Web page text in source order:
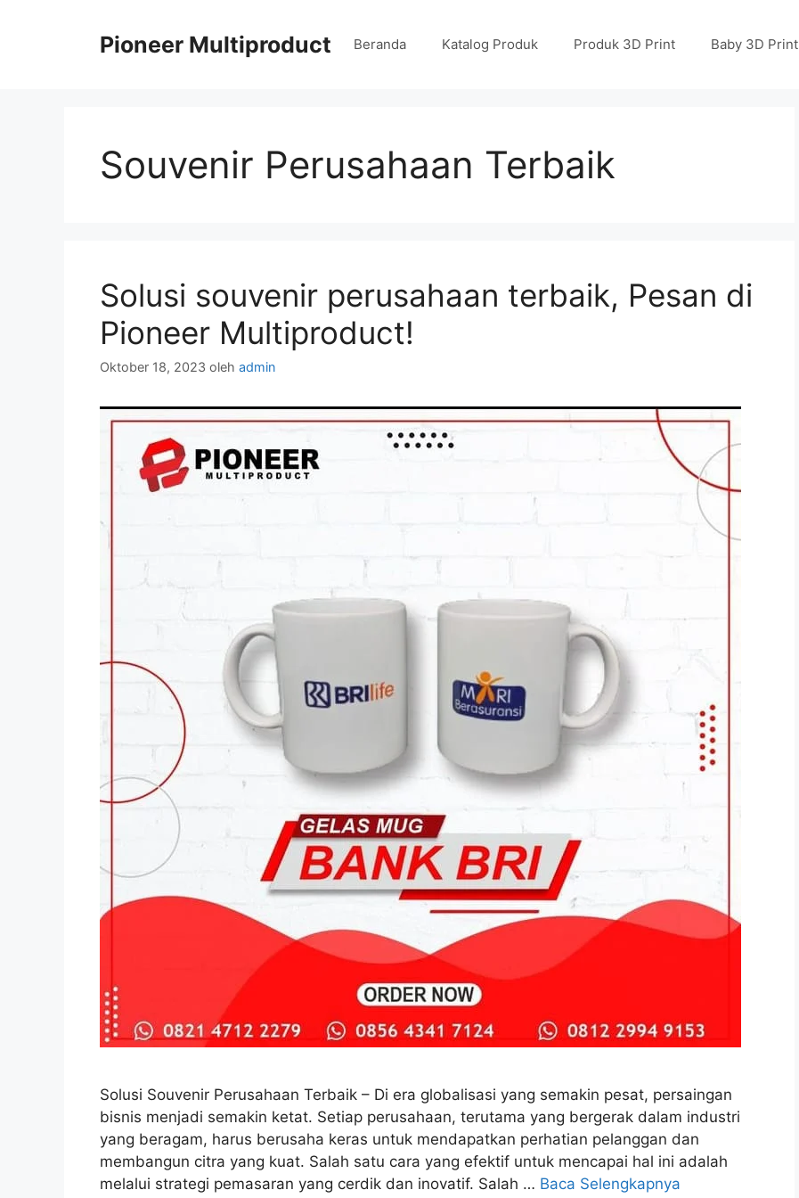
Pioneer Multiproduct Beranda Katalog Produk Produk 3D Print Baby 3D Print
Souvenir Perusahaan Terbaik
Solusi souvenir perusahaan terbaik, Pesan di
Pioneer Multiproduct!
Oktober 18, 2023 oleh admin
Solusi Souvenir Perusahaan Terbaik – Di era globalisasi yang semakin pesat, persaingan
bisnis menjadi semakin ketat. Setiap perusahaan, terutama yang bergerak dalam industri
yang beragam, harus berusaha keras untuk mendapatkan perhatian pelanggan dan
membangun citra yang kuat. Salah satu cara yang efektif untuk mencapai hal ini adalah
melalui strategi pemasaran yang cerdik dan inovatif. Salah … Baca Selengkapnya